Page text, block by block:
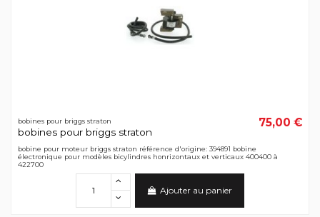
bobines pour briggs straton
bobines pour briggs straton
75,00 €
bobine pour moteur briggs straton référence d'origine: 394891 bobine
électronique pour modèles bicylindres honrizontaux et verticaux 400400 à
422700
Ajouter au panier